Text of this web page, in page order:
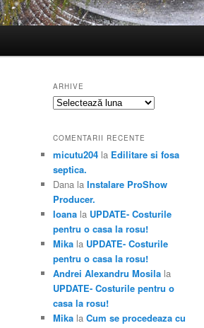
ARHIVE
Arhive
COMENTARII RECENTE
micutu204 la Edilitare si fosa
septica.
Dana la Instalare ProShow
Producer.
Ioana la UPDATE- Costurile
pentru o casa la rosu!
Mika la UPDATE- Costurile
pentru o casa la rosu!
Andrei Alexandru Mosila la
UPDATE- Costurile pentru o
casa la rosu!
Mika la Cum se procedeaza cu